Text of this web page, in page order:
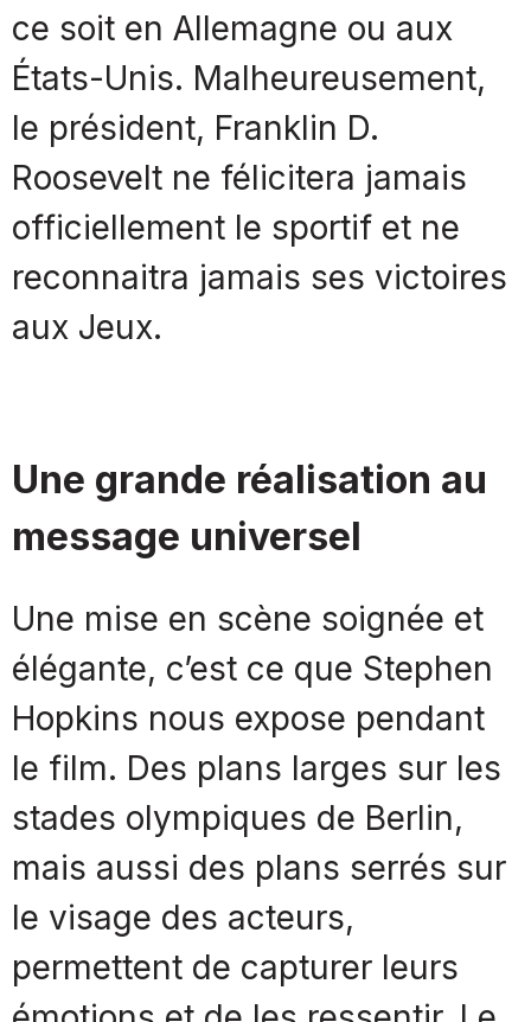
ce soit en Allemagne ou aux
États-Unis. Malheureusement,
le président, Franklin D.
Roosevelt ne félicitera jamais
officiellement le sportif et ne
reconnaitra jamais ses victoires
aux Jeux.
Une grande réalisation au
message universel
Une mise en scène soignée et
élégante, c’est ce que Stephen
Hopkins nous expose pendant
le film. Des plans larges sur les
stades olympiques de Berlin,
mais aussi des plans serrés sur
le visage des acteurs,
permettent de capturer leurs